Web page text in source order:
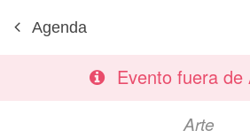
Agenda
Evento fuera de
Arte